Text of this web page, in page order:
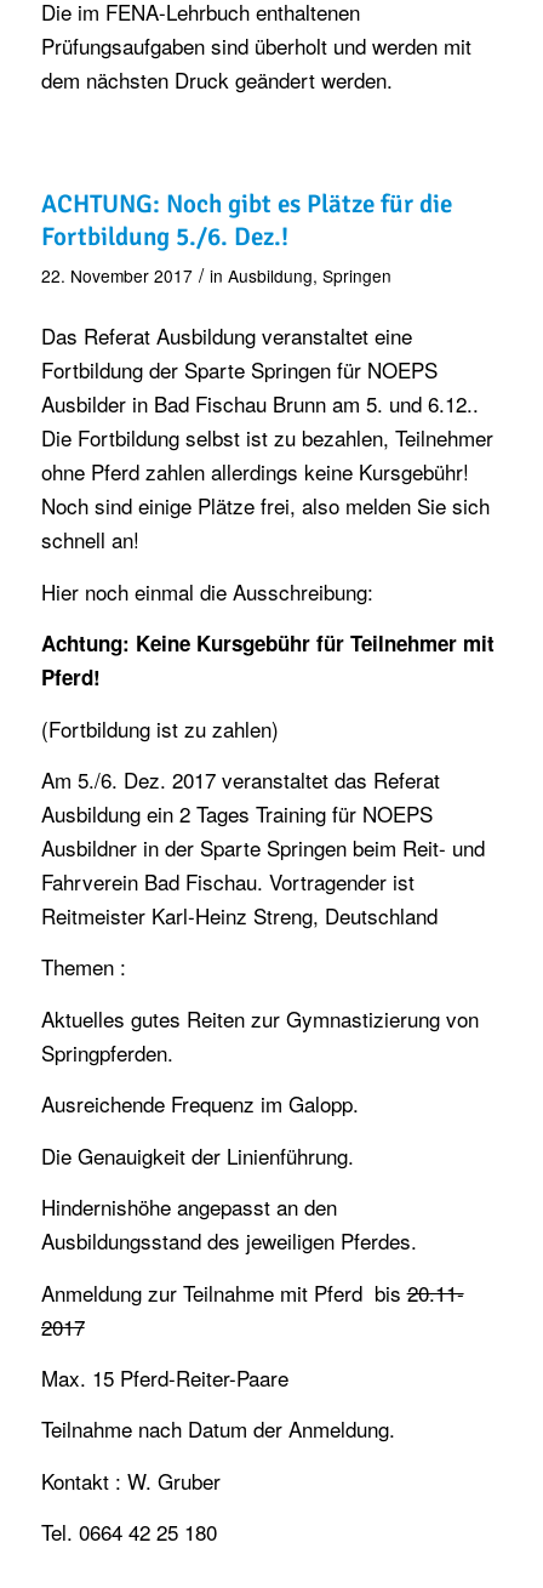
Die im FENA-Lehrbuch enthaltenen
Prüfungsaufgaben sind überholt und werden mit
dem nächsten Druck geändert werden.
ACHTUNG: Noch gibt es Plätze für die
Fortbildung 5./6. Dez.!
22. November 2017 / in Ausbildung, Springen
Das Referat Ausbildung veranstaltet eine
Fortbildung der Sparte Springen für NOEPS
Ausbilder in Bad Fischau Brunn am 5. und 6.12..
Die Fortbildung selbst ist zu bezahlen, Teilnehmer
ohne Pferd zahlen allerdings keine Kursgebühr!
Noch sind einige Plätze frei, also melden Sie sich
schnell an!
Hier noch einmal die Ausschreibung:
Achtung: Keine Kursgebühr für Teilnehmer mit
Pferd!
(Fortbildung ist zu zahlen)
Am 5./6. Dez. 2017 veranstaltet das Referat
Ausbildung ein 2 Tages Training für NOEPS
Ausbildner in der Sparte Springen beim Reit- und
Fahrverein Bad Fischau. Vortragender ist
Reitmeister Karl-Heinz Streng, Deutschland
Themen :
Aktuelles gutes Reiten zur Gymnastizierung von
Springpferden.
Ausreichende Frequenz im Galopp.
Die Genauigkeit der Linienführung.
Hindernishöhe angepasst an den
Ausbildungsstand des jeweiligen Pferdes.
Anmeldung zur Teilnahme mit Pferd bis20.11-
2017
Max. 15 Pferd-Reiter-Paare
Teilnahme nach Datum der Anmeldung.
Kontakt : W. Gruber
Tel. 0664 42 25 180